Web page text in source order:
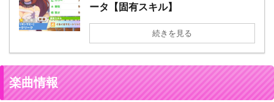
ータ【固有スキル】
続きを見る
楽曲情報